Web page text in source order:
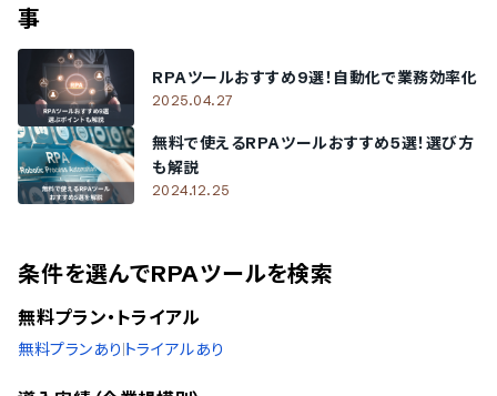
事
RPAツールおすすめ9選！自動化で業務効率化
2025.04.27
無料で使えるRPAツールおすすめ5選！選び方
も解説
2024.12.25
条件を選んでRPAツールを検索
無料プラン・トライアル
無料プランあり トライアルあり